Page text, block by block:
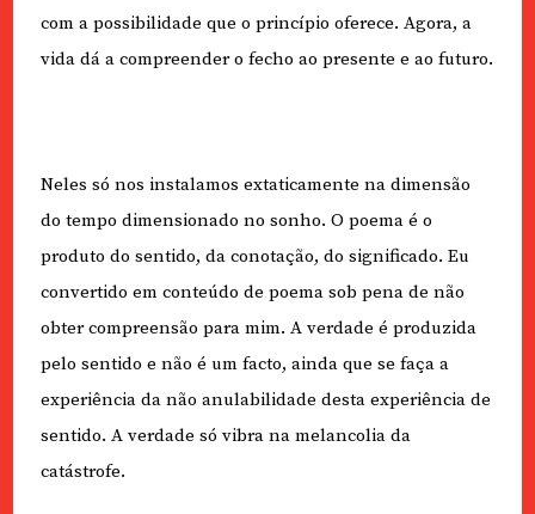
com a possibilidade que o princípio oferece. Agora, a
vida dá a compreender o fecho ao presente e ao futuro.
Neles só nos instalamos extaticamente na dimensão
do tempo dimensionado no sonho. O poema é o
produto do sentido, da conotação, do significado. Eu
convertido em conteúdo de poema sob pena de não
obter compreensão para mim. A verdade é produzida
pelo sentido e não é um facto, ainda que se faça a
experiência da não anulabilidade desta experiência de
sentido. A verdade só vibra na melancolia da
catástrofe.